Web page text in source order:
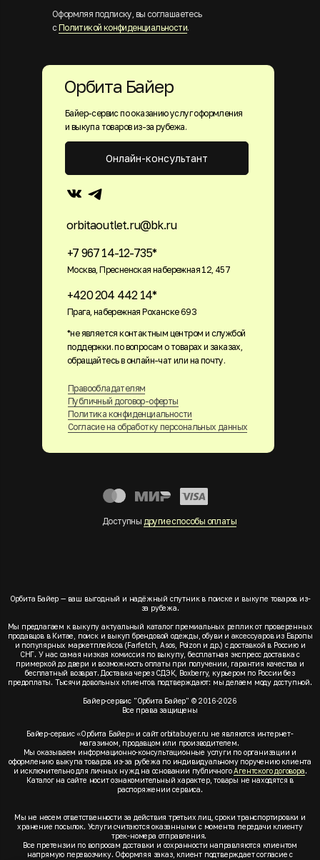
Оформляя подписку, вы соглашаетесь
с Политикой конфиденциальности.
Байер-сервис по оказанию услуг оформления
и выкупа товаров из-за рубежа.
+7 967 14-12-735*
Москва, Пресненская набережная 12, 457
+420 204 442 14*
Прага, набережная Роханске 693
orbitaoutlet.ru@bk.ru
Правообладателям
Публичный договор-оферты
Политика конфиденциальности
Согласие на обработку персональных данных
Онлайн-консультант
Орбита Байер
Доступны другие способы оплаты
*не является контактным центром и службой
поддержки. по вопросам о товарах и заказах,
обращайтесь в онлайн-чат или на почту.
Орбита Байер — ваш выгодный и надёжный спутник в поиске и выкупе товаров из-
за рубежа.
Мы предлагаем к выкупу актуальный каталог премиальных реплик от проверенных
продавцов в Китае, поиск и выкуп брендовой одежды, обуви и аксессуаров из Европы
и популярных маркетплейсов (Farfetch, Asos, Poizon и др.) с доставкой в Россию и
СНГ. У нас самая низкая комиссия по выкупу, бесплатная экспресс доставка с
примеркой до двери и возможность оплаты при получении, гарантия качества и
бесплатный возврат. Доставка через СДЭК, Boxberry, курьером по России без
предоплаты. Тысячи довольных клиентов подтверждают: мы делаем моду доступной.
Байер-сервис "Орбита Байер" © 2016-2026
Все права защищены
Байер-сервис «Орбита Байер» и сайт orbitabuyer.ru не являются интернет-
магазином, продавцом или производителем.
Мы оказываем информационно-консультационные услуги по организации и
оформлению выкупа товаров из-за рубежа по индивидуальному поручению клиента
и исключительно для личных нужд на основании публичногоАгентского договора.
Каталог на сайте носит ознакомительный характер, товары не находятся в
распоряжении сервиса.
Мы не несем ответственности за действия третьих лиц, сроки транспортировки и
хранение посылок. Услуги считаются оказанными с момента передачи клиенту
трек-номера отправления.
Все претензии по вопросам доставки и сохранности направляются клиентом
напрямую перевозчику. Оформляя заказ, клиент подтверждает согласие с